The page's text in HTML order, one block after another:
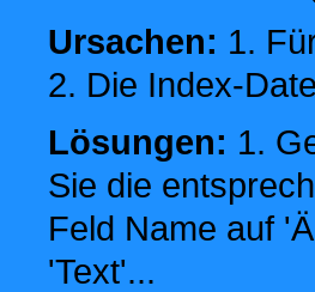
Ursachen: 1.
2. Die Index-
Lösungen: 1.
Sie die
Feld Name auf
'Text'...